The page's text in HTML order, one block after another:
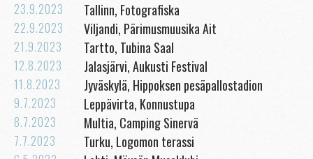
23.9.2023 Tallinn, Fotografiska
22.9.2023 Viljandi, Pärimusmuusika Ait
21.9.2023 Tartto, Tubina Saal
12.8.2023 Jalasjärvi, Aukusti Festival
11.8.2023 Jyväskylä, Hippoksen pesäpallostadion
9.7.2023 Leppävirta, Konnustupa
8.7.2023 Multia, Camping Sinervä
7.7.2023 Turku, Logomon terassi